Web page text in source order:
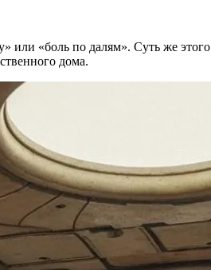
или «боль по далям». Суть же
дома.